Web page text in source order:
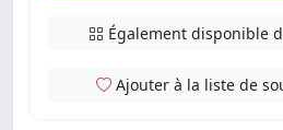
Également disponible
Ajouter à la liste de